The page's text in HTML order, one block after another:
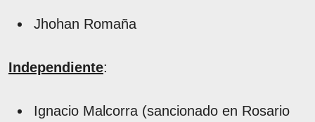
Jhohan Romaña
Independiente:
Ignacio Malcorra (sancionado en Rosario